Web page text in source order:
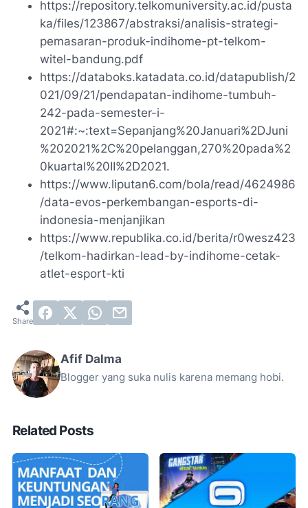
https://repository.telkomuniversity.ac.id/pusta
ka/files/123867/abstraksi/analisis-strategi-
pemasaran-produk-indihome-pt-telkom-
witel-bandung.pdf
https://databoks.katadata.co.id/datapublish/2
021/09/21/pendapatan-indihome-tumbuh-
242-pada-semester-i-
2021#:~:text=Sepanjang%20Januari%2DJuni
%202021%2C%20pelanggan,270%20pada%2
0kuartal%20II%2D2021.
https://www.liputan6.com/bola/read/4624986
/data-evos-perkembangan-esports-di-
indonesia-menjanjikan
https://www.republika.co.id/berita/r0wesz423
/telkom-hadirkan-lead-by-indihome-cetak-
atlet-esport-kti
Afif Dalma
Blogger yang suka nulis karena memang hobi.
Related Posts